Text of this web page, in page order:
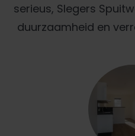
serieus, Slegers
duurzaamheid en